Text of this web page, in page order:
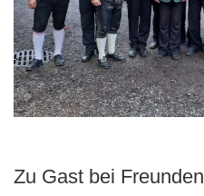
Zu Gast bei Freunden